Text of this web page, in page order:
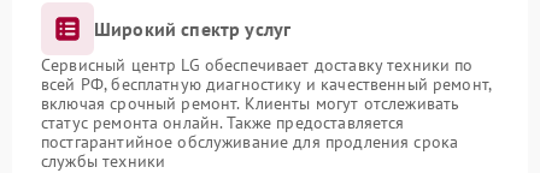
Широкий спектр услуг
Сервисный центр LG обеспечивает доставку техники по
всей РФ, бесплатную диагностику и качественный ремонт,
включая срочный ремонт. Клиенты могут отслеживать
статус ремонта онлайн. Также предоставляется
постгарантийное обслуживание для продления срока
службы техники